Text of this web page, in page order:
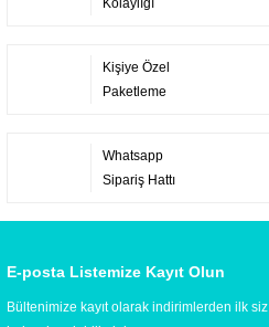
Kolaylığı
Kişiye Özel
Paketleme
Whatsapp
Sipariş Hattı
E-posta Listemize Kayıt Olun
Bültenimize kayıt olarak indirimlerden ilk siz